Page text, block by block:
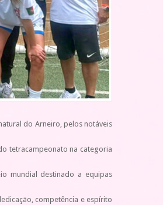
do Arneiro, pelos notáveis
tetracampeonato na categoria
mundial destinado a equipas
competência e espírito